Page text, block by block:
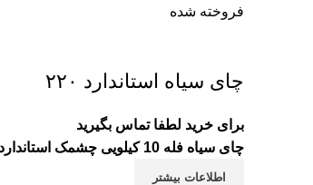
فروخته شده
چای سیاه استاندارد ۲۲۰
برای خرید لطفا تماس بگیرید
چای سیاه فله 10 کیلویی چشمک استاندارد ۲۲۰ (شکسته)
اطلاعات بیشتر